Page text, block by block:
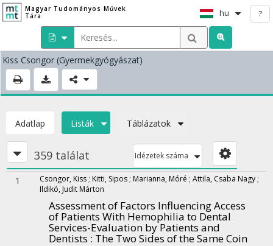
Magyar Tudományos Művek
Tára
hu ?
Kiss Csongor (Gyermekgyógyászat)
Adatlap Listák Táblázatok
359 találat Idézetek száma
1 Csongor, Kiss ; Kitti, Sipos ; Marianna, Móré ; Attila, Csaba Nagy ;
Ildikó, Judit Márton
Assessment of Factors Influencing Access
of Patients With Hemophilia to Dental
Services-Evaluation by Patients and
Dentists : The Two Sides of the Same Coin